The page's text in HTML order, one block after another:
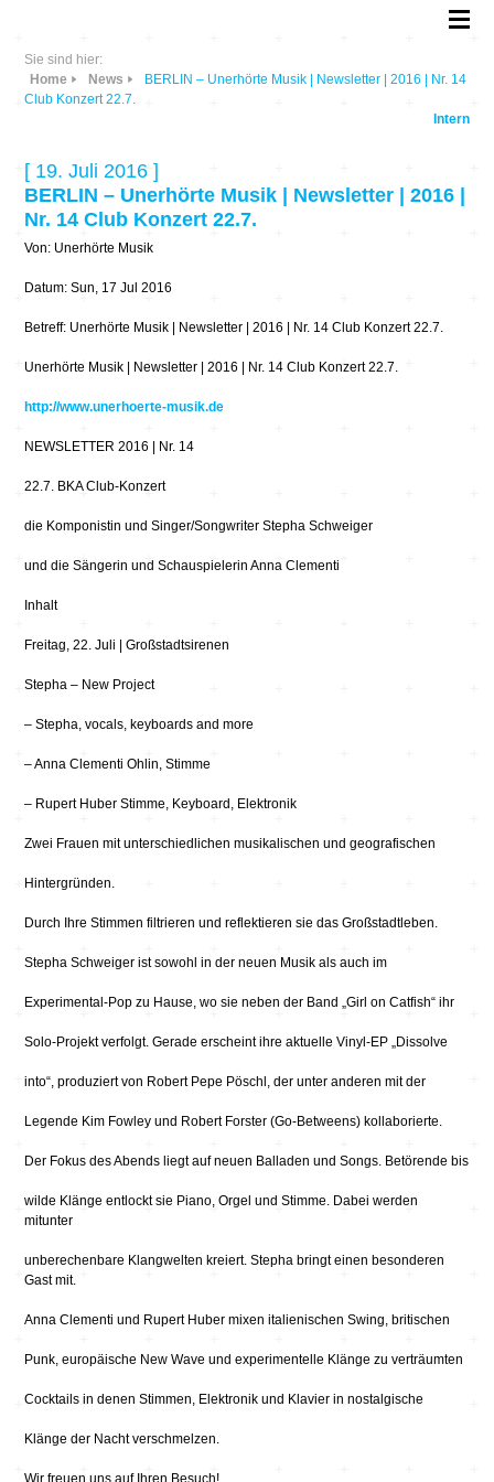
Sie sind hier:
Home
News
BERLIN – Unerhörte Musik | Newsletter | 2016 | Nr. 14
Club Konzert 22.7.
Intern
[ 19. Juli 2016 ]
BERLIN – Unerhörte Musik | Newsletter | 2016 |
Nr. 14 Club Konzert 22.7.
Von: Unerhörte Musik
Datum: Sun, 17 Jul 2016
Betreff: Unerhörte Musik | Newsletter | 2016 | Nr. 14 Club Konzert 22.7.
Unerhörte Musik | Newsletter | 2016 | Nr. 14 Club Konzert 22.7.
http://www.unerhoerte-musik.de
NEWSLETTER 2016 | Nr. 14
22.7. BKA Club-Konzert
die Komponistin und Singer/Songwriter Stepha Schweiger
und die Sängerin und Schauspielerin Anna Clementi
Inhalt
Freitag, 22. Juli | Großstadtsirenen
Stepha – New Project
– Stepha, vocals, keyboards and more
– Anna Clementi Ohlin, Stimme
– Rupert Huber Stimme, Keyboard, Elektronik
Zwei Frauen mit unterschiedlichen musikalischen und geografischen
Hintergründen.
Durch Ihre Stimmen filtrieren und reflektieren sie das Großstadtleben.
Stepha Schweiger ist sowohl in der neuen Musik als auch im
Experimental-Pop zu Hause, wo sie neben der Band „Girl on Catfish“ ihr
Solo-Projekt verfolgt. Gerade erscheint ihre aktuelle Vinyl-EP „Dissolve
into“, produziert von Robert Pepe Pöschl, der unter anderen mit der
Legende Kim Fowley und Robert Forster (Go-Betweens) kollaborierte.
Der Fokus des Abends liegt auf neuen Balladen und Songs. Betörende bis
wilde Klänge entlockt sie Piano, Orgel und Stimme. Dabei werden
mitunter
unberechenbare Klangwelten kreiert. Stepha bringt einen besonderen
Gast mit.
Anna Clementi und Rupert Huber mixen italienischen Swing, britischen
Punk, europäische New Wave und experimentelle Klänge zu verträumten
Cocktails in denen Stimmen, Elektronik und Klavier in nostalgische
Klänge der Nacht verschmelzen.
Wir freuen uns auf Ihren Besuch!